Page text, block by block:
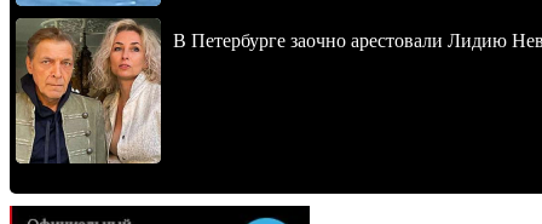
В Петербурге заочно арестовали Лидию